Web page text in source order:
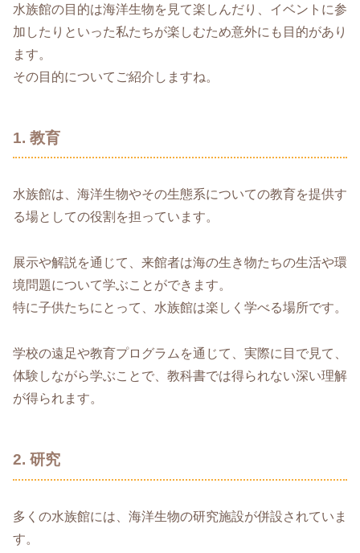
水族館の目的は海洋生物を見て楽しんだり、イベントに参
加したりといった私たちが楽しむため意外にも目的があり
ます。
その目的についてご紹介しますね。
1. 教育
水族館は、海洋生物やその生態系についての教育を提供す
る場としての役割を担っています。
展示や解説を通じて、来館者は海の生き物たちの生活や環
境問題について学ぶことができます。
特に子供たちにとって、水族館は楽しく学べる場所です。
学校の遠足や教育プログラムを通じて、実際に目で見て、
体験しながら学ぶことで、教科書では得られない深い理解
が得られます。
2. 研究
多くの水族館には、海洋生物の研究施設が併設されていま
す。